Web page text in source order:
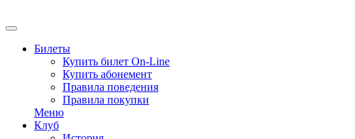
Билеты
Купить билет On-Line
Купить абонемент
Правила поведения
Правила покупки
Меню
Клуб